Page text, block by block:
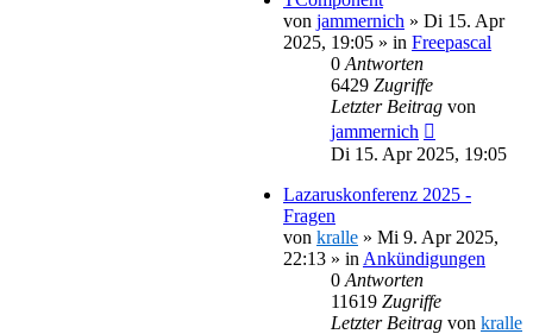
von jammernich » Di 15. Apr
2025, 19:05 » in Freepascal
0 Antworten
6429 Zugriffe
Letzter Beitrag von
jammernich
Di 15. Apr 2025, 19:05
Lazaruskonferenz 2025 -
Fragen
von kralle » Mi 9. Apr 2025,
22:13 » in Ankündigungen
0 Antworten
11619 Zugriffe
Letzter Beitrag von kralle